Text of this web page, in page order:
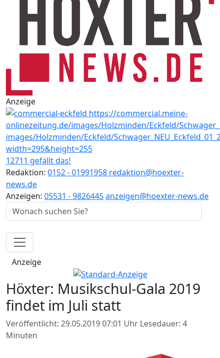
Anzeige
12711 gefällt das!
Redaktion: 0152 - 01991958 redaktion@hoexter-
news.de
Anzeigen: 05531 - 9826445anzeigen@hoexter-news.de
Anzeige
Höxter: Musikschul-Gala 2019
findet im Juli statt
Veröffentlicht: 29.05.2019 07:01 Uhr Lesedauer: 4
Minuten